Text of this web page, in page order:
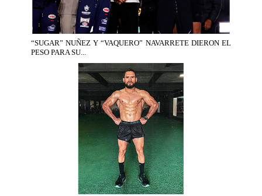
“SUGAR” NUÑEZ Y “VAQUERO” NAVARRETE DIERON EL
PESO PARA SU...